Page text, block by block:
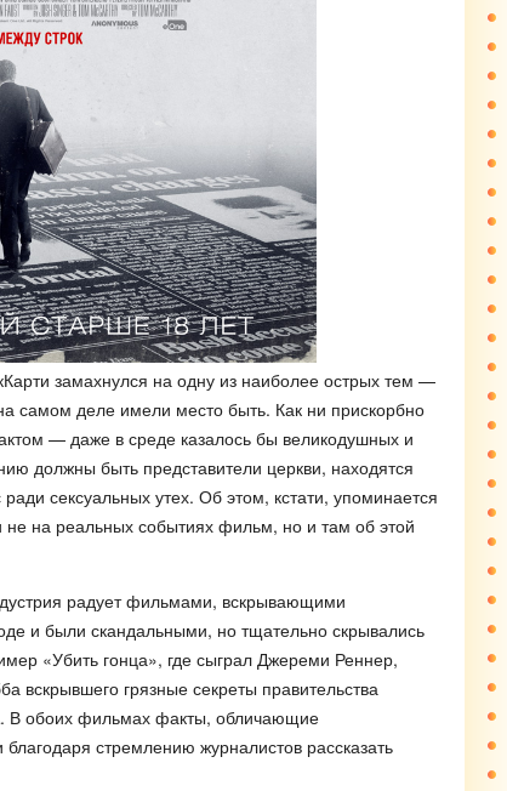
замахнулся на одну из наиболее острых тем —
самом деле имели место быть. Как ни прискорбно
— даже в среде казалось бы великодушных и
должны быть представители церкви, находятся
сексуальных утех. Об этом, кстати, упоминается
не на реальных событиях фильм, но и там об этой
радует фильмами, вскрывающими
и были скандальными, но тщательно скрывались
«Убить гонца», где сыграл Джереми Реннер,
вскрывшего грязные секреты правительства
В обоих фильмах факты, обличающие
стремлению журналистов рассказать